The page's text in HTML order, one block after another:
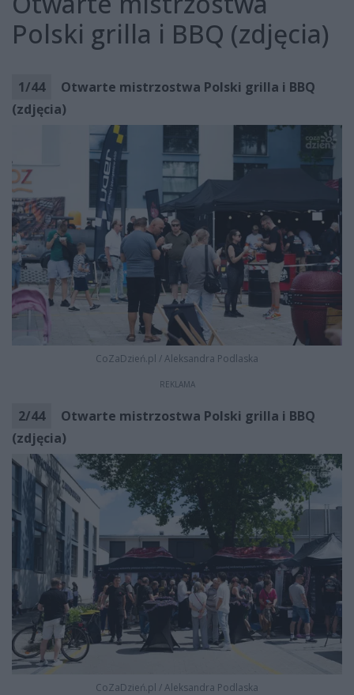
Polski grilla i BBQ (zdjęcia)
1/44
Otwarte mistrzostwa Polski grilla i BBQ
(zdjęcia)
CoZaDzień.pl /Aleksandra Podlaska
REKLAMA
2/44
Otwarte mistrzostwa Polski grilla i BBQ
(zdjęcia)
CoZaDzień.pl /Aleksandra Podlaska